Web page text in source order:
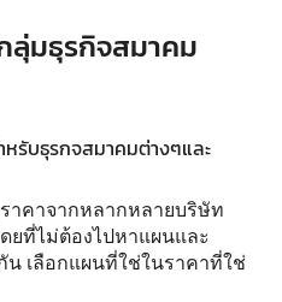
ลุ่มธุรกิจสมาคม
รับธุรกจสมาคมต่างๆและ
าคาจากหลากหลายบริษัท
ยที่ไม่ต้องไปหาแผนและ
เลือกแผนที่ใช่ในราคาที่ใช่